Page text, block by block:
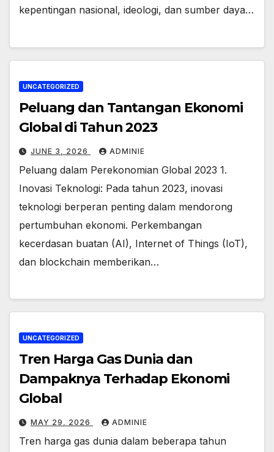
kepentingan nasional, ideologi, dan sumber daya…
UNCATEGORIZED
Peluang dan Tantangan Ekonomi
Global di Tahun 2023
JUNE 3, 2026 ADMINIE
Peluang dalam Perekonomian Global 2023 1.
Inovasi Teknologi: Pada tahun 2023, inovasi
teknologi berperan penting dalam mendorong
pertumbuhan ekonomi. Perkembangan
kecerdasan buatan (AI), Internet of Things (IoT),
dan blockchain memberikan…
UNCATEGORIZED
Tren Harga Gas Dunia dan
Dampaknya Terhadap Ekonomi
Global
MAY 29, 2026 ADMINIE
Tren harga gas dunia dalam beberapa tahun